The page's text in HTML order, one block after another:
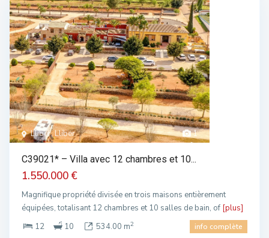
1
Llíber, Llíber
C39021* – Villa avec 12 chambres et 10...
1.550.000 €
Magnifique propriété divisée en trois maisons entièrement
équipées, totalisant 12 chambres et 10 salles de bain, of [plus]
12
10 534.00 m2 info complète